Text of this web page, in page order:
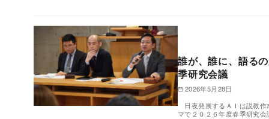
誰が、誰に、語る
季研究会議
2026年5月28日
日夜発展するＡＩは説教作
マで２０２６年度春季研究